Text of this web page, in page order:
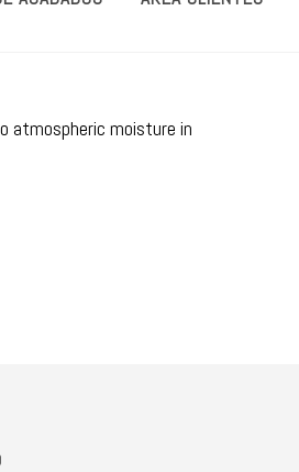
atmospheric moisture in